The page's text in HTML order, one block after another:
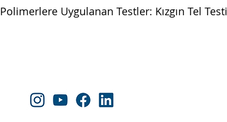
Polimerlere Uygulanan Testler: Kızgın Tel Testi